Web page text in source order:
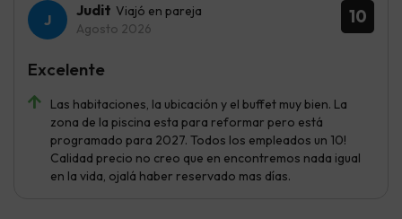
10
Judit Viajó en pareja
Agosto 2026
Las habitaciones, la ubicación y el buffet muy bien. La
zona de la piscina esta para reformar pero está
programado para 2027. Todos los empleados un 10!
Calidad precio no creo que en encontremos nada igual
en la vida, ojalá haber reservado mas días.
Excelente